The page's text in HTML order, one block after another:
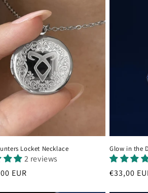
Locket Necklace
2 reviews
EUR
Glow in the
Prezzo
€33,00